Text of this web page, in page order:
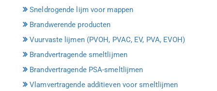
Sneldrogende lijm voor mappen
Brandwerende producten
Vuurvaste lijmen (PVOH, PVAC, EV, PVA, EVOH)
Brandvertragende smeltlijmen
Brandvertragende PSA-smeltlijmen
Vlamvertragende additieven voor smeltlijmen